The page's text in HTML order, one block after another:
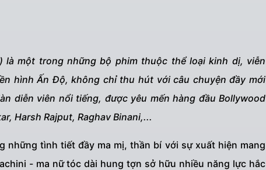
là một trong những bộ phim thuộc thể loại kinh dị, viễn
hình Ấn Độ, không chỉ thu hút với câu chuyện đầy mới
diễn viên nổi tiếng, được yêu mến hàng đầu Bollywood
Harsh Rajput, Raghav Binani,...
những tình tiết đầy ma mị, thần bí với sự xuất hiện mang
- ma nữ tóc dài hung tợn sở hữu nhiều năng lực hắc